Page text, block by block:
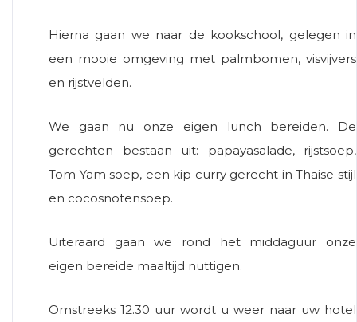
Hierna gaan we naar de kookschool, gelegen in
een mooie omgeving met palmbomen, visvijvers
en rijstvelden.
We gaan nu onze eigen lunch bereiden. De
gerechten bestaan uit: papayasalade, rijstsoep,
Tom Yam soep, een kip curry gerecht in Thaise stijl
en cocosnotensoep.
Uiteraard gaan we rond het middaguur onze
eigen bereide maaltijd nuttigen.
Omstreeks 12.30 uur wordt u weer naar uw hotel